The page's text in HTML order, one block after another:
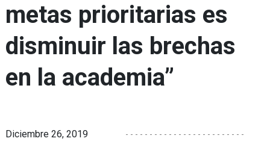
metas prioritarias es
disminuir las brechas
en la academia”
Diciembre 26, 2019